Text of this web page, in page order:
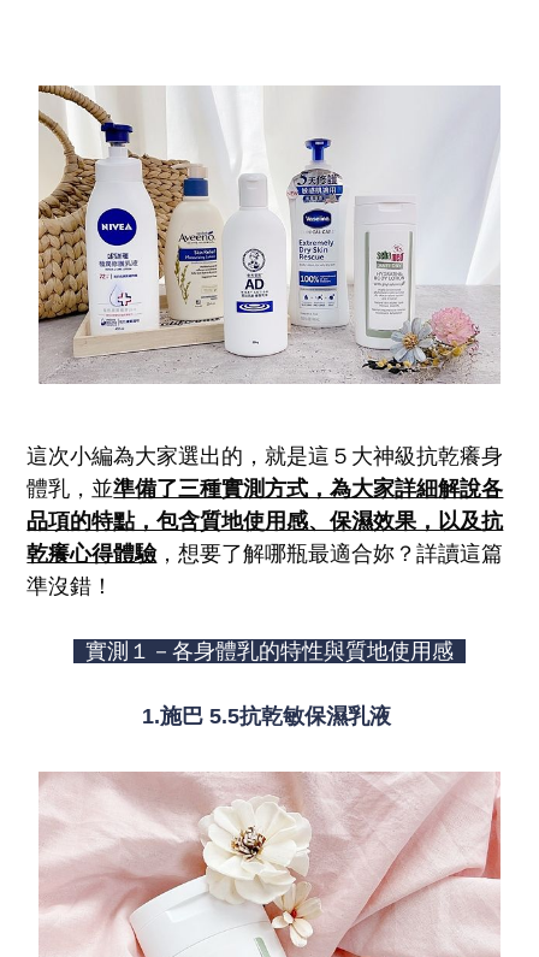
這次小編為大家選出的，就是這５大神級抗乾癢身
體乳，並準備了三種實測方式，為大家詳細解說各
品項的特點，包含質地使用感、保濕效果，以及抗
乾癢心得體驗，想要了解哪瓶最適合妳？詳讀這篇
準沒錯！
實測１－各身體乳的特性與質地使用感
1.施巴 5.5抗乾敏保濕乳液